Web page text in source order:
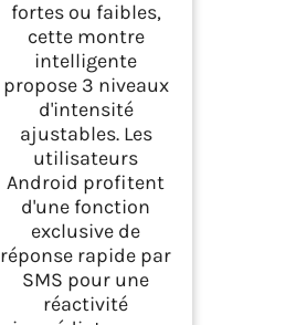
fortes ou faibles,
cette montre
intelligente
propose 3 niveaux
d'intensité
ajustables. Les
utilisateurs
Android profitent
d'une fonction
exclusive de
réponse rapide par
SMS pour une
réactivité